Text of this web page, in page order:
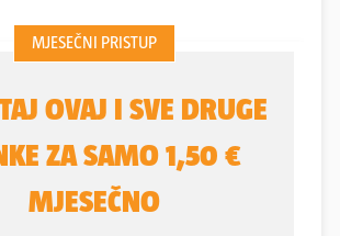
Rusijom i Ukrajinom.